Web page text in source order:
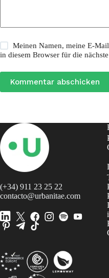
Meinen Namen, meine E-
in diesem Browser für die
Kommentar abschicken
(+34) 911 23 25 22
contacto@urbanitae.com